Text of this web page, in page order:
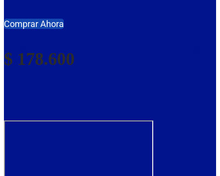
Comprar Ahora
$ 178.600
(TRACTOR